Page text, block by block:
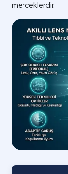
merceklerdir.